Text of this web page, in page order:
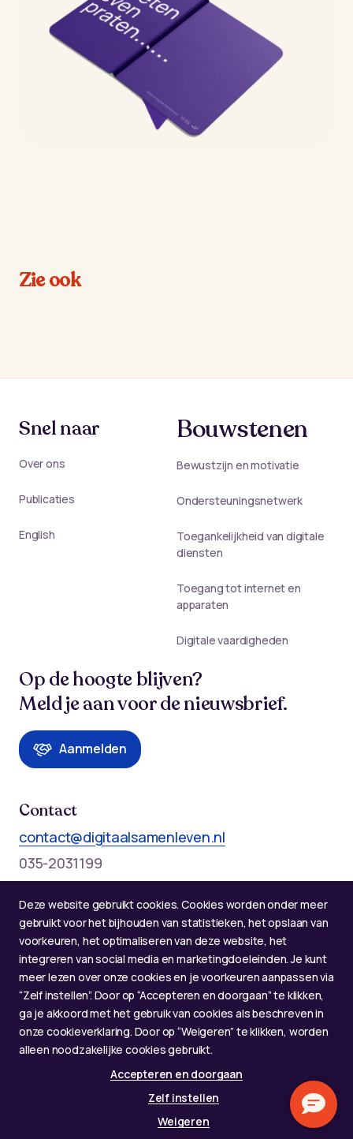
Deze website gebruikt cookies. Cookies worden onder meer
gebruikt voor het bijhouden van statistieken, het opslaan van
voorkeuren, het optimaliseren van deze website, het
integreren van social media en marketingdoeleinden. Je kunt
meer lezen over onze cookies en je voorkeuren aanpassen via
“Zelf instellen”. Door op “Accepteren en doorgaan” te klikken,
ga je akkoord met het gebruik van cookies als beschreven in
onze cookieverklaring. Door op “Weigeren” te klikken, worden
alleen noodzakelijke cookies gebruikt.
Accepteren en doorgaan
Zelf instellen
Weigeren
Zie ook
Snel naar
Over ons
Publicaties
English
Bouwstenen
Bewustzijn en motivatie
Ondersteuningsnetwerk
Toegankelijkheid van digitale
diensten
Toegang tot internet en
apparaten
Digitale vaardigheden
Op de hoogte blijven?
Meld je aan voor de nieuwsbrief.
Aanmelden
Contact
contact@digitaalsamenleven.nl
035-2031199
Maandag t/m donderdag: 09:00 - 12:00 en 13:00 - 17:00
Afspraken over privacy en gebruik